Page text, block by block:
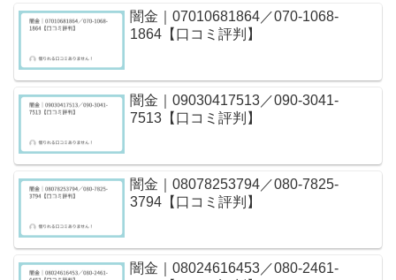
闇金｜07010681864／070-1068-
1864【口コミ評判】
闇金｜09030417513／090-3041-
7513【口コミ評判】
闇金｜08078253794／080-7825-
3794【口コミ評判】
闇金｜08024616453／080-2461-